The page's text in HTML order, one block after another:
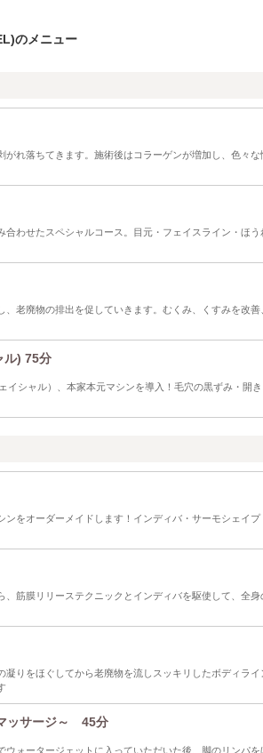
のメニュー
がれ落ちてきます。施術後はコラーゲンが増加し、色々な
合わせたスペシャルコース。目元・フェイスライン・ほ
老廃物の排出を促していきます。むくみ、くすみを改善
ル) 75分
イシャル）、本家本元マシンを導入！毛穴の黒ずみ・開
をオーダーメイドします！インディバ・サーモシェイプ
、筋膜リリーステクニックとインディバを駆使して、全身
凝りをほぐしてから老廃物を流しスッキリしたボディラ
ッサージ～ 45分
ウォータージェットに入っていただいた後、脚のリンパを